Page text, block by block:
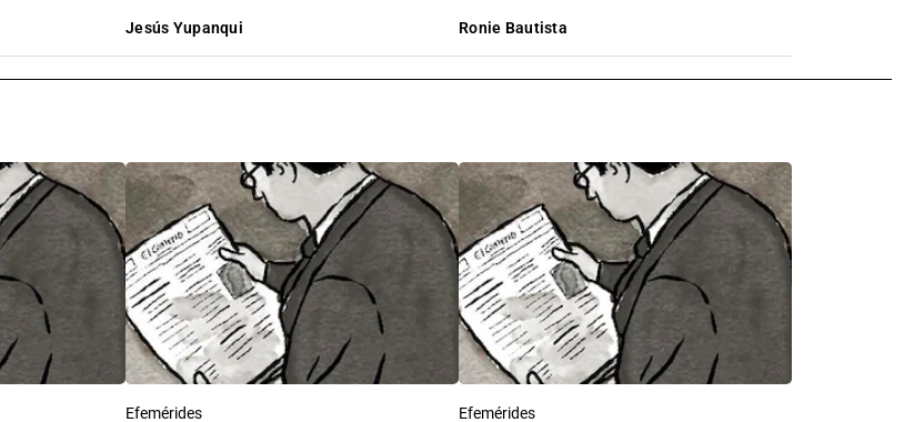
Jesús Yupanqui Ronie Bautista
Efemérides Efemérides